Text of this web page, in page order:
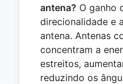
antena? O ganho
direcionalidade e
antena. Antenas
concentram a
estreitos,
reduzindo os